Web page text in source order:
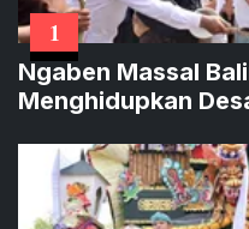
1
Ngaben Massal
Menghidupkan